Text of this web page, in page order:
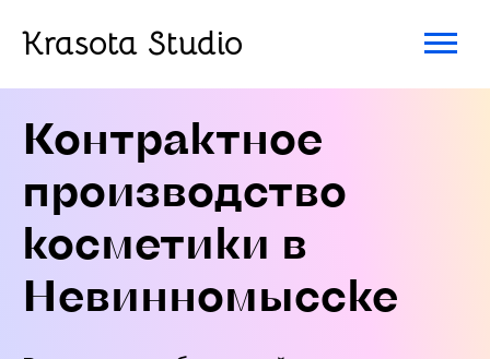
Krasota Studio
Контрактное
производство
косметики в
Невинномысске